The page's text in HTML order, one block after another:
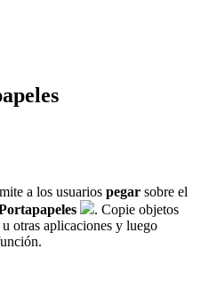
a los usuarios pegar sobre el
. Copie objetos
otras aplicaciones y luego